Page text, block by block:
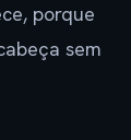
porque
sem